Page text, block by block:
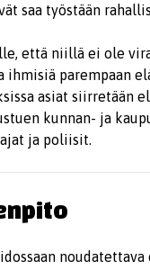
saa työstään
että niillä ei ole
parempaan
asiat siirretään
kunnan- ja
ja poliisit.